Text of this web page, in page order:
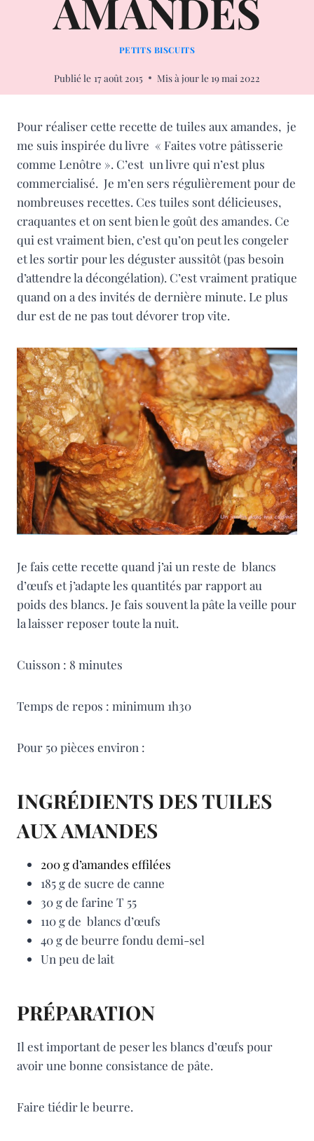
AMANDES
PETITS BISCUITS
Publié le 17 août 2015 Mis à jour le 19 mai 2022
Pour réaliser cette recette de tuiles aux amandes, je
me suis inspirée du livre « Faites votre pâtisserie
comme Lenôtre ». C’est un livre qui n’est plus
commercialisé. Je m’en sers régulièrement pour de
nombreuses recettes. Ces tuiles sont délicieuses,
craquantes et on sent bien le goût des amandes. Ce
qui est vraiment bien, c’est qu’on peut les congeler
et les sortir pour les déguster aussitôt (pas besoin
d’attendre la décongélation). C’est vraiment pratique
quand on a des invités de dernière minute. Le plus
dur est de ne pas tout dévorer trop vite.
Je fais cette recette quand j’ai un reste de blancs
d’œufs et j’adapte les quantités par rapport au
poids des blancs. Je fais souvent la pâte la veille pour
la laisser reposer toute la nuit.
Cuisson : 8 minutes
Temps de repos : minimum 1h30
Pour 50 pièces environ :
INGRÉDIENTS DES TUILES
AUX AMANDES
200 g d’amandes effilées
185 g de sucre de canne
30 g de farine T 55
110 g de blancs d’œufs
40 g de beurre fondu demi-sel
Un peu de lait
PRÉPARATION
Il est important de peser les blancs d’œufs pour
avoir une bonne consistance de pâte.
Faire tiédir le beurre.